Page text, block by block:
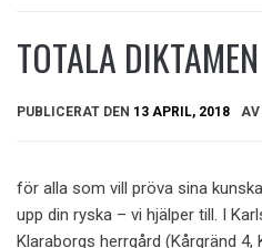
TOTALA DIKTAMEN
PUBLICERAT DEN 13 APRIL, 2018 AV
för alla som vill pröva sina
upp din ryska – vi hjälper till. I
Klaraborgs herrgård (Kårgränd